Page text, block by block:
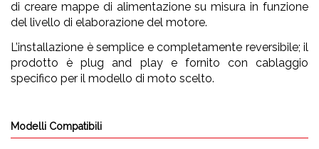
di creare mappe di alimentazione su misura in funzione
del livello di elaborazione del motore.
L’installazione è semplice e completamente reversibile; il
prodotto è plug and play e fornito con cablaggio
specifico per il modello di moto scelto.
Modelli Compatibili